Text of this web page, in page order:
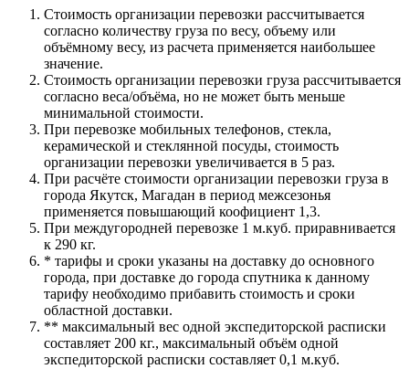
Стоимость организации перевозки рассчитывается
согласно количеству груза по весу, объему или
объёмному весу, из расчета применяется наибольшее
значение.
Стоимость организации перевозки груза рассчитывается
согласно веса/объёма, но не может быть меньше
минимальной стоимости.
При перевозке мобильных телефонов, стекла,
керамической и стеклянной посуды, стоимость
организации перевозки увеличивается в 5 раз.
При расчёте стоимости организации перевозки груза в
города Якутск, Магадан в период межсезонья
применяется повышающий коофициент 1,3.
При междугородней перевозке 1 м.куб. приравнивается
к 290 кг.
* тарифы и сроки указаны на доставку до основного
города, при доставке до города спутника к данному
тарифу необходимо прибавить стоимость и сроки
областной доставки.
** максимальный вес одной экспедиторской расписки
составляет 200 кг., максимальный объём одной
экспедиторской расписки составляет 0,1 м.куб.